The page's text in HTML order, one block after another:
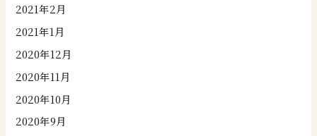
2021年2月
2021年1月
2020年12月
2020年11月
2020年10月
2020年9月